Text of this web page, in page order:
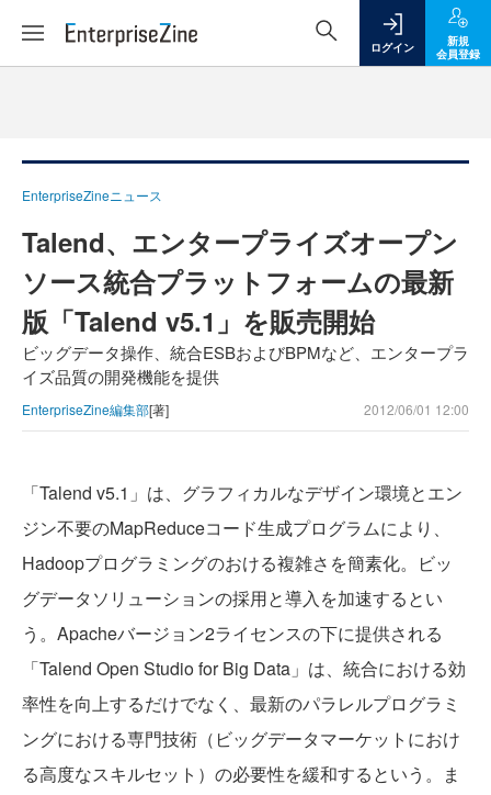
ログイン
新規
会員登録
EnterpriseZineニュース
Talend、エンタープライズオープン
ソース統合プラットフォームの最新
版「Talend v5.1」を販売開始
ビッグデータ操作、統合ESBおよびBPMなど、エンタープラ
イズ品質の開発機能を提供
EnterpriseZine編集部[著] 2012/06/01 12:00
「Talend v5.1」は、グラフィカルなデザイン環境とエン
ジン不要のMapReduceコード生成プログラムにより、
Hadoopプログラミングのおける複雑さを簡素化。ビッ
グデータソリューションの採用と導入を加速するとい
う。Apacheバージョン2ライセンスの下に提供される
「Talend Open Studio for Big Data」は、統合における効
率性を向上するだけでなく、最新のパラレルプログラミ
ングにおける専門技術（ビッグデータマーケットにおけ
る高度なスキルセット）の必要性を緩和するという。ま